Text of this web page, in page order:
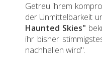
Getreu ihrem
der Unmittelbarkeit
Haunted Skies"
ihr bisher
nachhallen wird".